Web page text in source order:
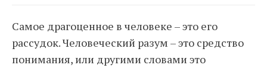
Самое драгоценное в человеке – это его
рассудок. Человеческий разум – это средство
понимания, или другими словами это